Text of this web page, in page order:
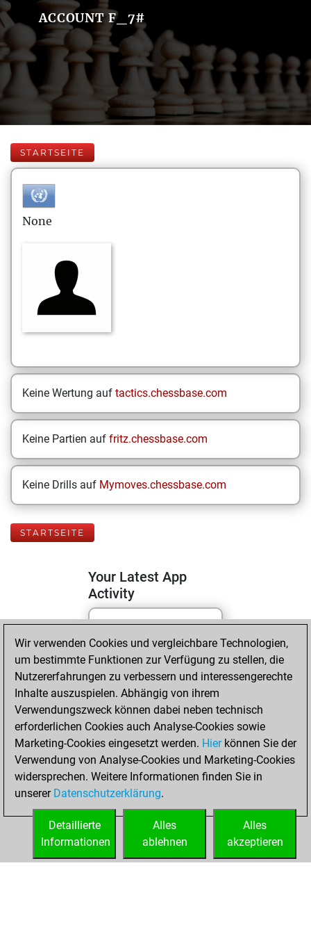
ACCOUNT F_7#
STARTSEITE
None
Keine Wertung auf tactics.chessbase.com
Keine Partien auf fritz.chessbase.com
Keine Drills auf Mymoves.chessbase.com
STARTSEITE
Your Latest App
Activity
Today
You are ranked
#37900 in Studies
solving
Studies
Sonntag,
September 7,
2025
You created
your Studies account
Studies
Wir verwenden Cookies und vergleichbare Technologien,
um bestimmte Funktionen zur Verfügung zu stellen, die
Nutzererfahrungen zu verbessern und interessengerechte
Inhalte auszuspielen. Abhängig von ihrem
Verwendungszweck können dabei neben technisch
erforderlichen Cookies auch Analyse-Cookies sowie
Marketing-Cookies eingesetzt werden. Hierkönnen Sie der
Verwendung von Analyse-Cookies und Marketing-Cookies
widersprechen. Weitere Informationen finden Sie in
unserer Datenschutzerklärung.
Alles
akzeptieren
Alles
ablehnen
Detaillierte
Informationen